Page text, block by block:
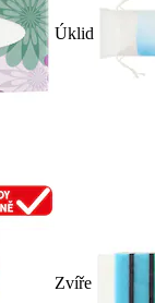
Úklid
Zvíře